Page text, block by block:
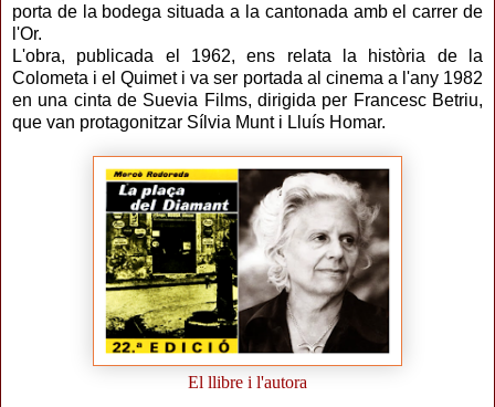
porta de la bodega situada a la cantonada amb el carrer de
l'Or.
L'obra, publicada el 1962, ens relata la història de la
Colometa i el Quimet i va ser portada al cinema a l'any 1982
en una cinta de Suevia Films, dirigida per Francesc Betriu,
que van protagonitzar Sílvia Munt i Lluís Homar.
El llibre i l'autora